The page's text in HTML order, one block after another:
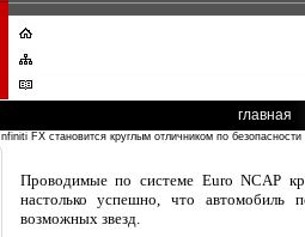
главная
Infiniti FX становится круглым отличником по безопасности
Проводимые по системе Euro NCAP
настолько успешно, что
возможных звезд.